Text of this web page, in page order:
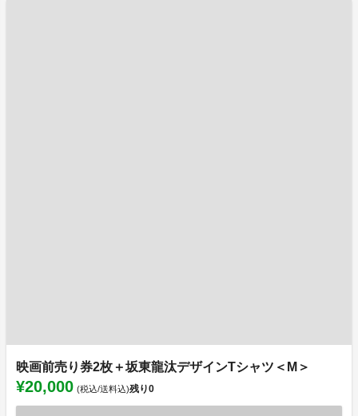
映画前売り券2枚＋坂東龍汰デザインTシャツ＜M＞
¥20,000 (税込/送料込)残り0